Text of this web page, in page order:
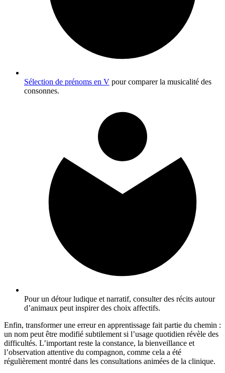
Sélection de prénoms en V pour comparer la musicalité des
consonnes.
Pour un détour ludique et narratif, consulter des récits autour
d’animaux peut inspirer des choix affectifs.
Enfin, transformer une erreur en apprentissage fait partie du chemin :
un nom peut être modifié subtilement si l’usage quotidien révèle des
difficultés. L’important reste la constance, la bienveillance et
l’observation attentive du compagnon, comme cela a été
régulièrement montré dans les consultations animées de la clinique.